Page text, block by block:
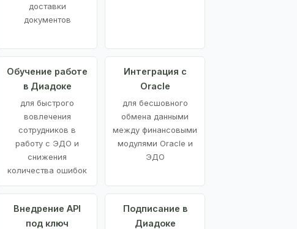
доставки
документов
Обучение работе
в Диадоке
для быстрого
вовлечения
сотрудников в
работу с ЭДО и
снижения
количества ошибок
Интеграция с
Oracle
для бесшовного
обмена данными
между финансовыми
модулями Oracle и
ЭДО
Внедрение API
под ключ
Подписание в
Диадоке